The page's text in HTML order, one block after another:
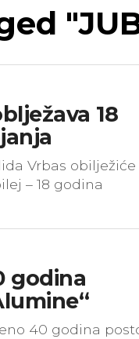
18
Vrbas obilježiće
– 18 godina
godina
40 godina